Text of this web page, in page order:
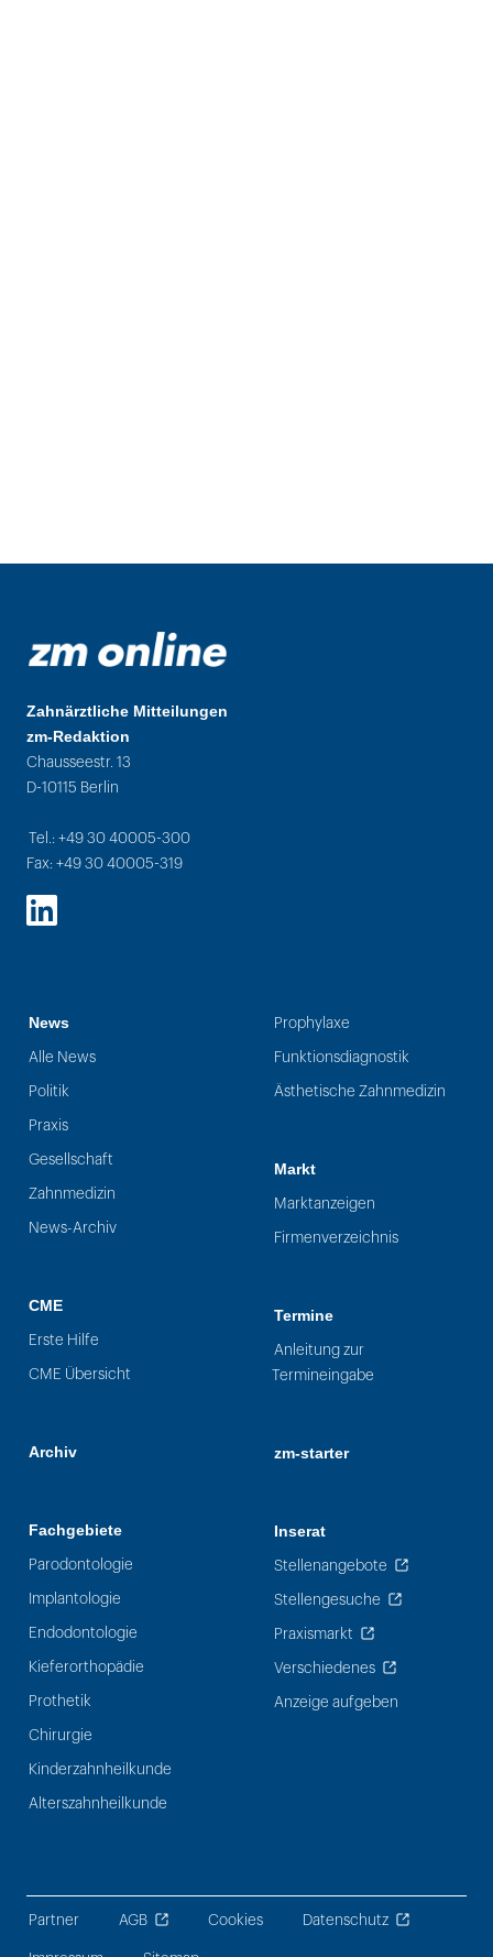
Zahnärztliche Mitteilungen
zm-Redaktion
Chausseestr. 13
D-10115 Berlin
Tel.: +49 30 40005-300
Fax: +49 30 40005-319
LinkedIn
News
Alle News
Politik
Praxis
Gesellschaft
Zahnmedizin
News-Archiv
CME
Erste Hilfe
CME Übersicht
Archiv
Fachgebiete
Parodontologie
Implantologie
Endodontologie
Kieferorthopädie
Prothetik
Chirurgie
Kinderzahnheilkunde
Alterszahnheilkunde
Prophylaxe
Funktionsdiagnostik
Ästhetische Zahnmedizin
Markt
Marktanzeigen
Firmenverzeichnis
Termine
Anleitung zur
Termineingabe
zm-starter
Inserat
Stellenangebote
Stellengesuche
Praxismarkt
Verschiedenes
Anzeige aufgeben
Partner AGB Cookies Datenschutz